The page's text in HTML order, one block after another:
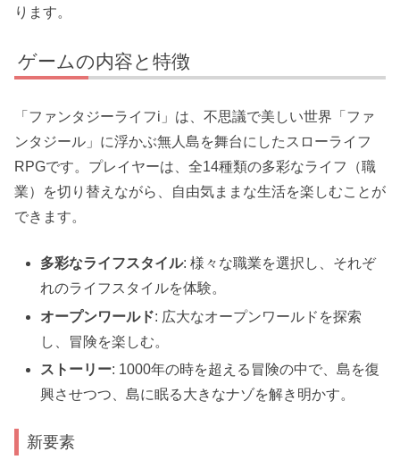
ります。
ゲームの内容と特徴
「ファンタジーライフi」は、不思議で美しい世界「ファ
ンタジール」に浮かぶ無人島を舞台にしたスローライフ
RPGです。プレイヤーは、全14種類の多彩なライフ（職
業）を切り替えながら、自由気ままな生活を楽しむことが
できます。
多彩なライフスタイル: 様々な職業を選択し、それぞ
れのライフスタイルを体験。
オープンワールド: 広大なオープンワールドを探索
し、冒険を楽しむ。
ストーリー: 1000年の時を超える冒険の中で、島を復
興させつつ、島に眠る大きなナゾを解き明かす。
新要素